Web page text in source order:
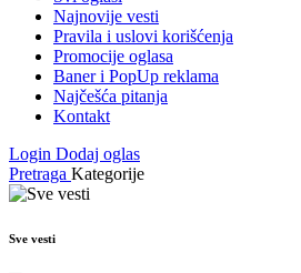
Najnovije vesti
Pravila i uslovi korišćenja
Promocije oglasa
Baner i PopUp reklama
Najčešća pitanja
Kontakt
Login Dodaj oglas
Pretraga Kategorije
Sve vesti